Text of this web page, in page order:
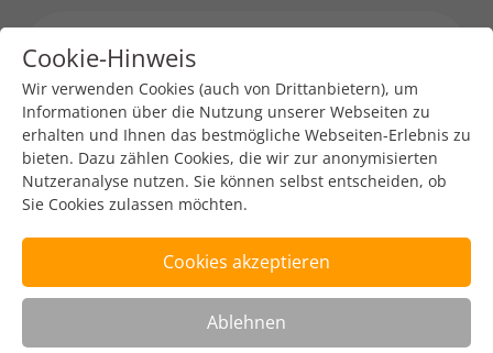
Cookie-Hinweis
Wir verwenden Cookies (auch von Drittanbietern), um
Informationen über die Nutzung unserer Webseiten zu
erhalten und Ihnen das bestmögliche Webseiten-Erlebnis zu
bieten. Dazu zählen Cookies, die wir zur anonymisierten
Nutzeranalyse nutzen. Sie können selbst entscheiden, ob
Sie Cookies zulassen möchten.
Cookies akzeptieren
Ablehnen